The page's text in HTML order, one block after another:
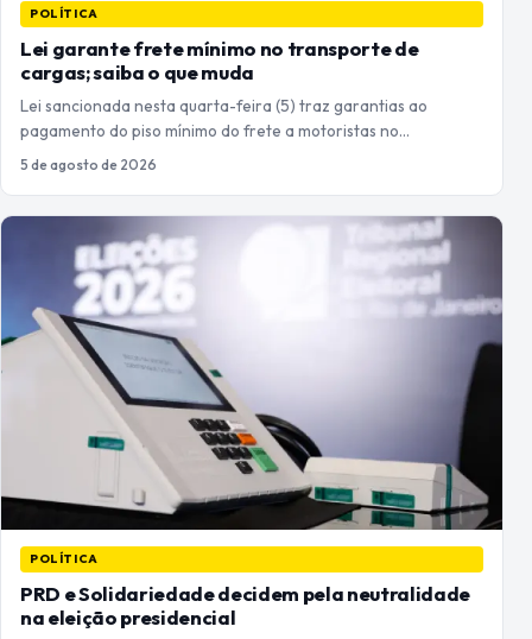
POLÍTICA
Lei garante frete mínimo no transporte de
cargas; saiba o que muda
Lei sancionada nesta quarta-feira (5) traz garantias ao
pagamento do piso mínimo do frete a motoristas no…
5 de agosto de 2026
POLÍTICA
PRD e Solidariedade decidem pela neutralidade
na eleição presidencial